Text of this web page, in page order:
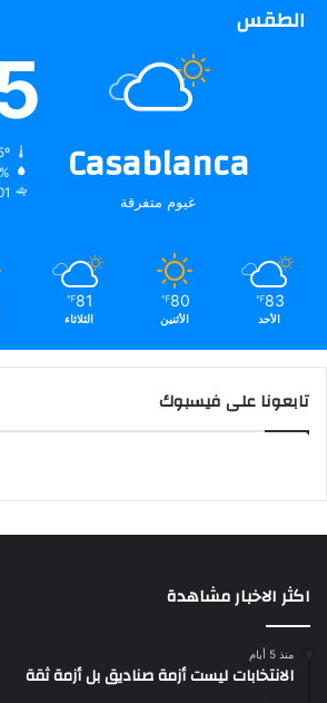
الطقس
Casablanca
غيوم متفرقة
83º - 75º
83
℉
الأحد
80
℉
الأثنين
81
℉
الثلاثاء
تابعونا على فيسبوك
اكثر الاخبار مشاهدة
منذ 5 أيام
الانتخابات ليست أزمة صناديق بل أزمة ثقة